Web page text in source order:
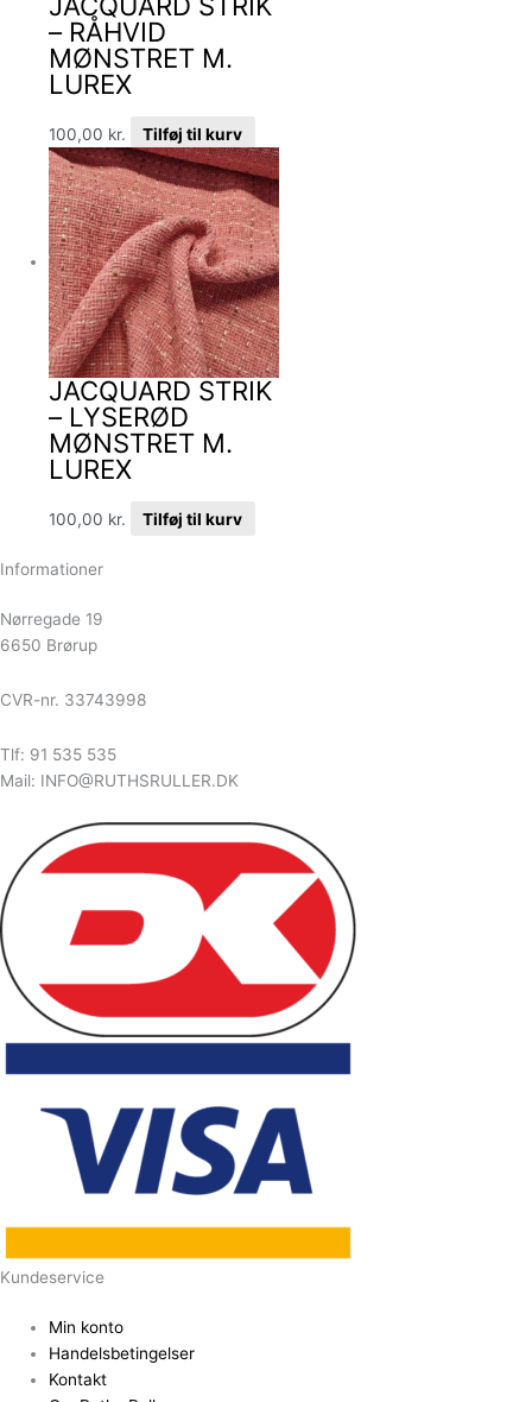
– RÅHVID
MØNSTRET M.
LUREX
100,00 kr. Tilføj til kurv
JACQUARD STRIK
– LYSERØD
MØNSTRET M.
LUREX
100,00 kr. Tilføj til kurv
Informationer
Nørregade 19
6650 Brørup
CVR-nr. 33743998
Tlf: 91 535 535
Mail: INFO@RUTHSRULLER.DK
Kundeservice
Min konto
Handelsbetingelser
Kontakt